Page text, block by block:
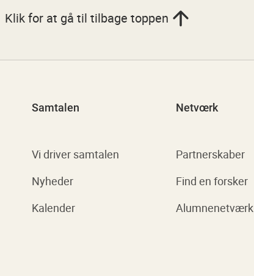
Klik for at gå til tilbage toppen
Samtalen
Vi driver samtalen
Nyheder
Kalender
Netvœrk
Partnerskaber
Find en forsker
Alumnenetværk